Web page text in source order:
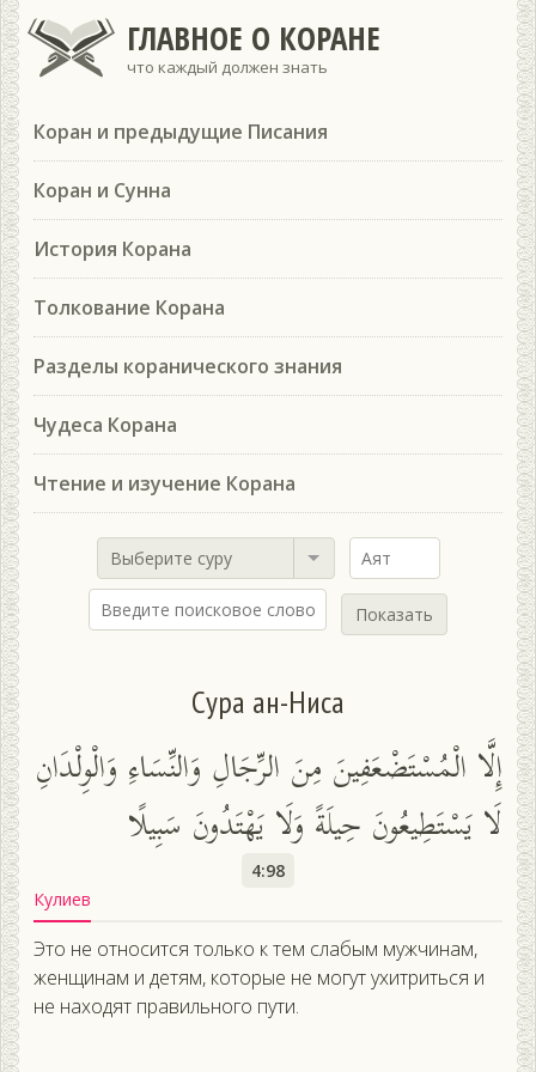
ГЛАВНОЕ О КОРАНЕ
что каждый должен знать
Коран и предыдущие Писания
Коран и Сунна
История Корана
Толкование Корана
Разделы коранического знания
Чудеса Корана
Чтение и изучение Корана
Выберите суру
Показать
Сура ан-Ниса
إِلَّا الْمُسْتَضْعَفِينَ مِنَ الرِّجَالِ وَالنِّسَاءِ وَالْوِلْدَانِ
لَا يَسْتَطِيعُونَ حِيلَةً وَلَا يَهْتَدُونَ سَبِيلًا
4:98
Кулиев
Это не относится только к тем слабым мужчинам,
женщинам и детям, которые не могут ухитриться и
не находят правильного пути.